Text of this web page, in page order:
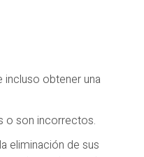
obtener una
o son incorrectos.
eliminación de sus